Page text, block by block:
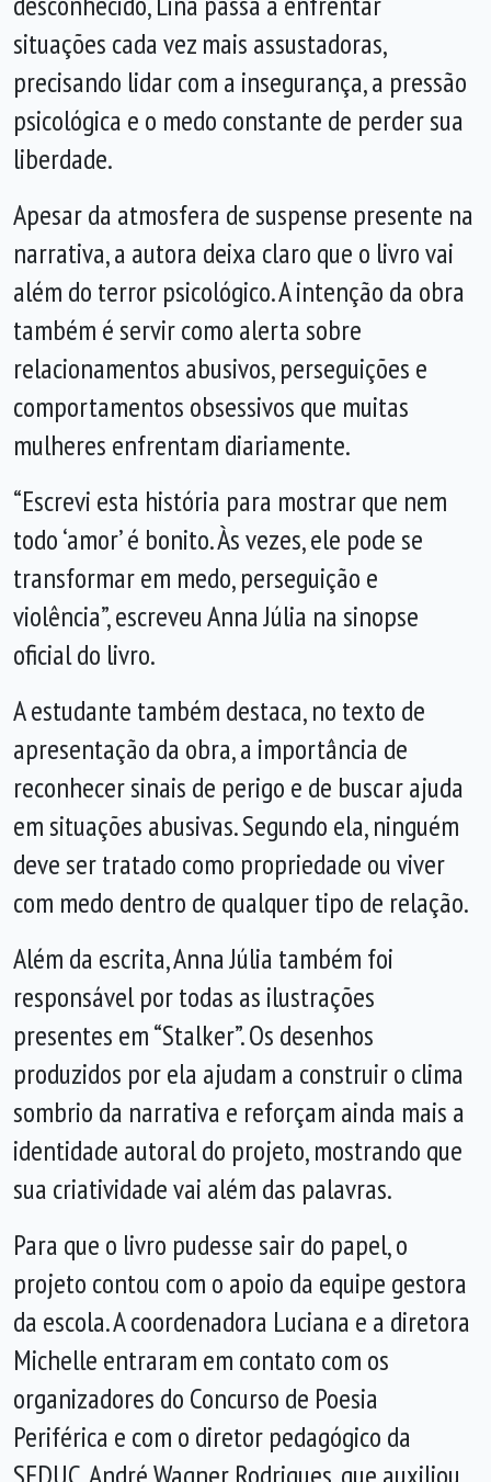
situações cada vez mais assustadoras,
precisando lidar com a insegurança, a pressão
psicológica e o medo constante de perder sua
liberdade.
Apesar da atmosfera de suspense presente na
narrativa, a autora deixa claro que o livro vai
além do terror psicológico. A intenção da obra
também é servir como alerta sobre
relacionamentos abusivos, perseguições e
comportamentos obsessivos que muitas
mulheres enfrentam diariamente.
“Escrevi esta história para mostrar que nem
todo ‘amor’ é bonito. Às vezes, ele pode se
transformar em medo, perseguição e
violência”, escreveu Anna Júlia na sinopse
oficial do livro.
A estudante também destaca, no texto de
apresentação da obra, a importância de
reconhecer sinais de perigo e de buscar ajuda
em situações abusivas. Segundo ela, ninguém
deve ser tratado como propriedade ou viver
com medo dentro de qualquer tipo de relação.
Além da escrita, Anna Júlia também foi
responsável por todas as ilustrações
presentes em “Stalker”. Os desenhos
produzidos por ela ajudam a construir o clima
sombrio da narrativa e reforçam ainda mais a
identidade autoral do projeto, mostrando que
sua criatividade vai além das palavras.
Para que o livro pudesse sair do papel, o
projeto contou com o apoio da equipe gestora
da escola. A coordenadora Luciana e a diretora
Michelle entraram em contato com os
organizadores do Concurso de Poesia
Periférica e com o diretor pedagógico da